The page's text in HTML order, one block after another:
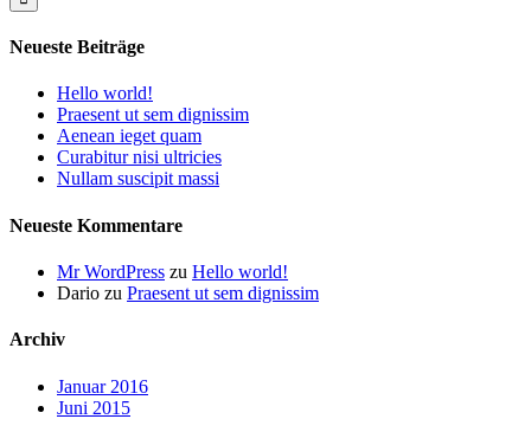
Neueste Beiträge
Hello world!
Praesent ut sem dignissim
Aenean ieget quam
Curabitur nisi ultricies
Nullam suscipit massi
Neueste Kommentare
Mr WordPress zu Hello world!
Dario zu Praesent ut sem dignissim
Archiv
Januar 2016
Juni 2015